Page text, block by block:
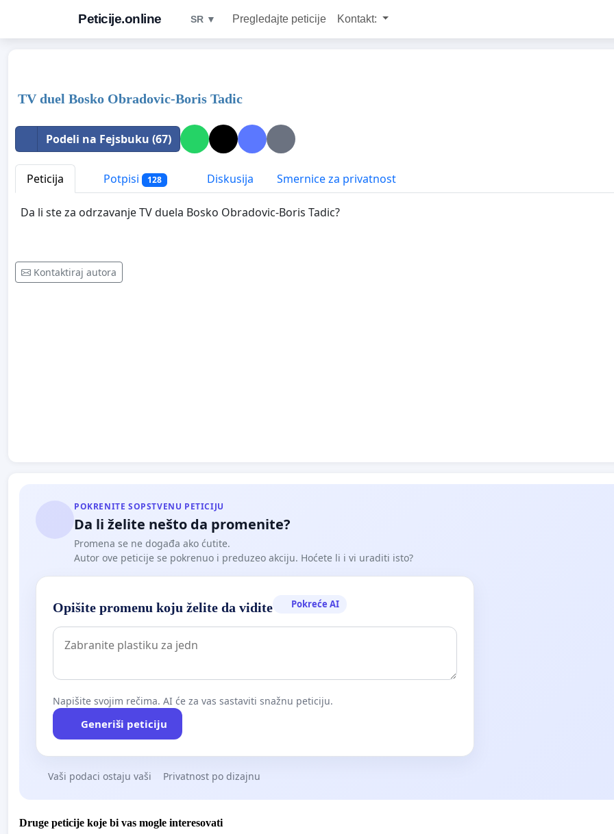
Peticije.online SR ▼ Pregledajte peticije Kontakt:
TV duel Bosko Obradovic-Boris Tadic
Podeli na Fejsbuku (67)
Peticija Potpisi 128 Diskusija Smernice za privatnost
Da li ste za odrzavanje TV duela Bosko Obradovic-Boris Tadic?
Kontaktiraj autora
POKRENITE SOPSTVENU PETICIJU
Da li želite nešto da promenite?
Promena se ne događa ako ćutite.
Autor ove peticije se pokrenuo i preduzeo akciju. Hoćete li i vi uraditi isto?
Opišite promenu koju želite da vidite Pokreće AI
Napišite svojim rečima. AI će za vas sastaviti snažnu peticiju.
Generiši peticiju
Vaši podaci ostaju vaši Privatnost po dizajnu
Druge peticije koje bi vas mogle interesovati